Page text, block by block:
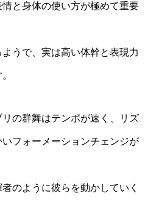
と身体の使い方が極めて重要
うで、実は高い体幹と表現力
の群舞はテンポが速く、リズ
フォーメーションチェンジが
のように彼らを動かしていく